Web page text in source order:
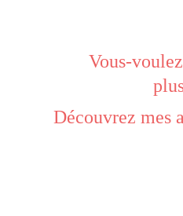
Vous-
Découvrez mes